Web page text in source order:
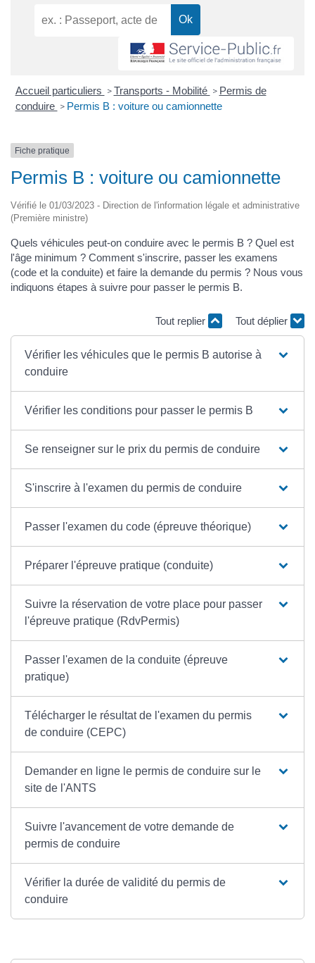
Accueil particuliers > Transports - Mobilité > Permis de
conduire > Permis B : voiture ou camionnette
Fiche pratique
Permis B : voiture ou camionnette
Vérifié le 01/03/2023 - Direction de l'information légale et administrative
(Première ministre)
Quels véhicules peut-on conduire avec le permis B ? Quel est
l'âge minimum ? Comment s'inscrire, passer les examens
(code et la conduite) et faire la demande du permis ? Nous vous
indiquons étapes à suivre pour passer le permis B.
Tout replier Tout déplier
Vérifier les véhicules que le permis B autorise à
conduire
Vérifier les conditions pour passer le permis B
Se renseigner sur le prix du permis de conduire
S'inscrire à l'examen du permis de conduire
Passer l'examen du code (épreuve théorique)
Préparer l'épreuve pratique (conduite)
Suivre la réservation de votre place pour passer
l'épreuve pratique (RdvPermis)
Passer l'examen de la conduite (épreuve
pratique)
Télécharger le résultat de l'examen du permis
de conduire (CEPC)
Demander en ligne le permis de conduire sur le
site de l'ANTS
Suivre l'avancement de votre demande de
permis de conduire
Vérifier la durée de validité du permis de
conduire